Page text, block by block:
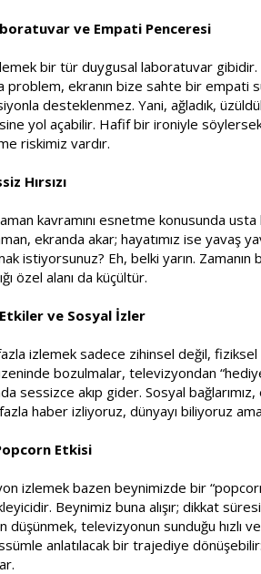
ve Empati Penceresi
bir tür duygusal laboratuvar
problem, ekranın bize sahte bir empati
desteklenmez. Yani, ağladık,
yol açabilir. Hafif bir ironiyle
riskimiz vardır.
Hırsızı
kavramını esnetme konusunda
ekranda akar; hayatımız ise yavaş
istiyorsunuz? Eh, belki yarın. Zamanın
özel alanı da küçültür.
ve Sosyal İzler
izlemek sadece zihinsel değil,
bozulmalar, televizyondan
sessizce akıp gider. Sosyal
haber izliyoruz, dünyayı biliyoruz
Etkisi
izlemek bazen beynimizde bir
Beynimiz buna alışır; dikkat
düşünmek, televizyonun sunduğu hızlı
anlatılacak bir trajediye